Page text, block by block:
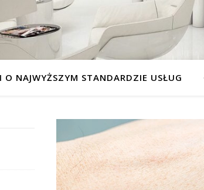
O NAJWYŻSZYM STANDARDZIE USŁUG